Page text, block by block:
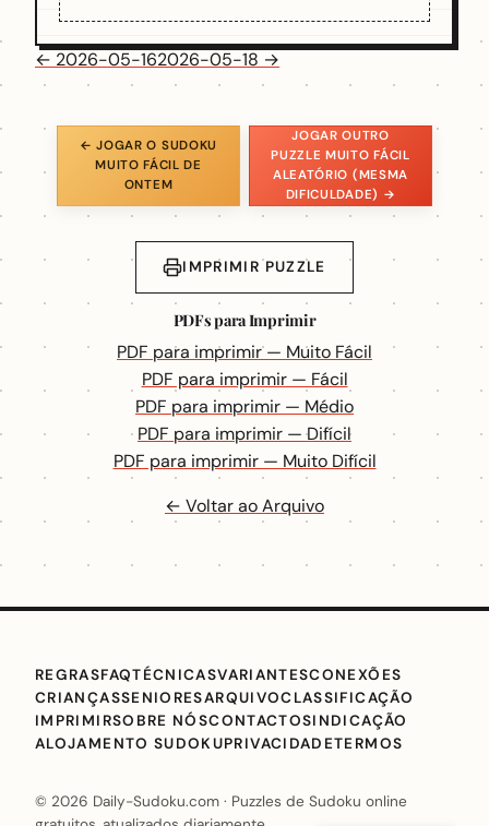
← 2026-05-162026-05-18 →
← JOGAR O SUDOKU
MUITO FÁCIL DE
ONTEM
JOGAR OUTRO
PUZZLE MUITO FÁCIL
ALEATÓRIO (MESMA
DIFICULDADE) →
IMPRIMIR PUZZLE
PDFs para Imprimir
PDF para imprimir — Muito Fácil
PDF para imprimir — Fácil
PDF para imprimir — Médio
PDF para imprimir — Difícil
PDF para imprimir — Muito Difícil
← Voltar ao Arquivo
REGRASFAQTÉCNICASVARIANTESCONEXÕES
CRIANÇASSENIORESARQUIVOCLASSIFICAÇÃO
IMPRIMIRSOBRE NÓSCONTACTOSINDICAÇÃO
ALOJAMENTO SUDOKUPRIVACIDADETERMOS
© 2026 Daily-Sudoku.com · Puzzles de Sudoku online